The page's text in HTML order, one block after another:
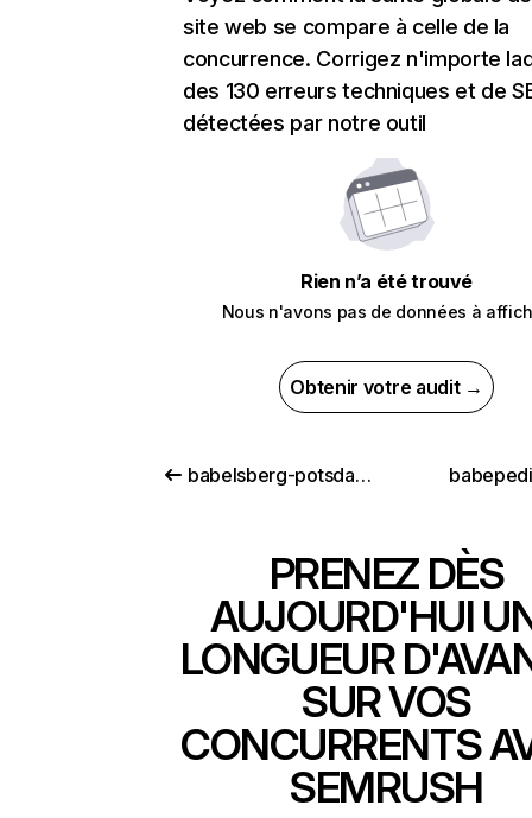
site web se compare à celle de la
concurrence. Corrigez n'importe
des 130 erreurs techniques et de
détectées par notre outil
Rien n’a été trouvé
Nous n'avons pas de données à
Obtenir votre audit →
babelsberg-potsdam.de
PRENEZ DÈS
AUJOURD'HUI
LONGUEUR
SUR VOS
CONCURRENTS
SEMRUSH